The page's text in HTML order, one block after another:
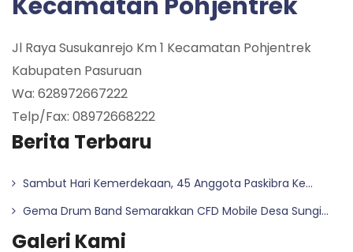
Jl Raya Susukanrejo Km 1 Kecamatan Pohjentrek
Kabupaten Pasuruan
Wa: 628972667222
Telp/Fax: 08972668222
Berita Terbaru
Sambut Hari Kemerdekaan, 45 Anggota Paskibra Ke...
Gema Drum Band Semarakkan CFD Mobile Desa Sungi...
Galeri Kami